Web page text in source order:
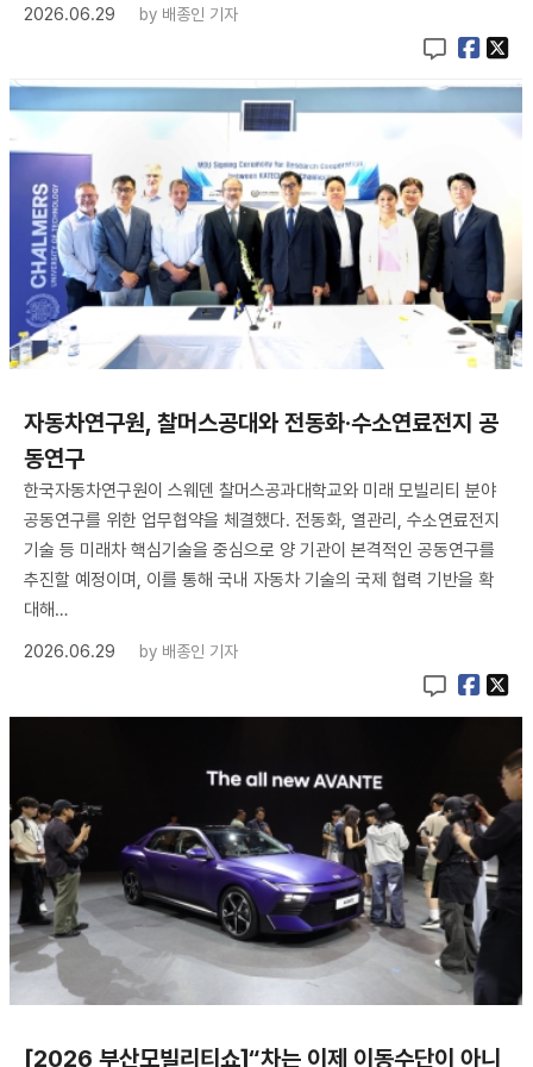
2026.06.29
by 배종인 기자
자동차연구원, 찰머스공대와 전동화·수소연료전지 공
동연구
한국자동차연구원이 스웨덴 찰머스공과대학교와 미래 모빌리티 분야
공동연구를 위한 업무협약을 체결했다. 전동화, 열관리, 수소연료전지
기술 등 미래차 핵심기술을 중심으로 양 기관이 본격적인 공동연구를
추진할 예정이며, 이를 통해 국내 자동차 기술의 국제 협력 기반을 확
대해…
2026.06.29
by 배종인 기자
[2026 부산모빌리티쇼]“차는 이제 이동수단이 아니